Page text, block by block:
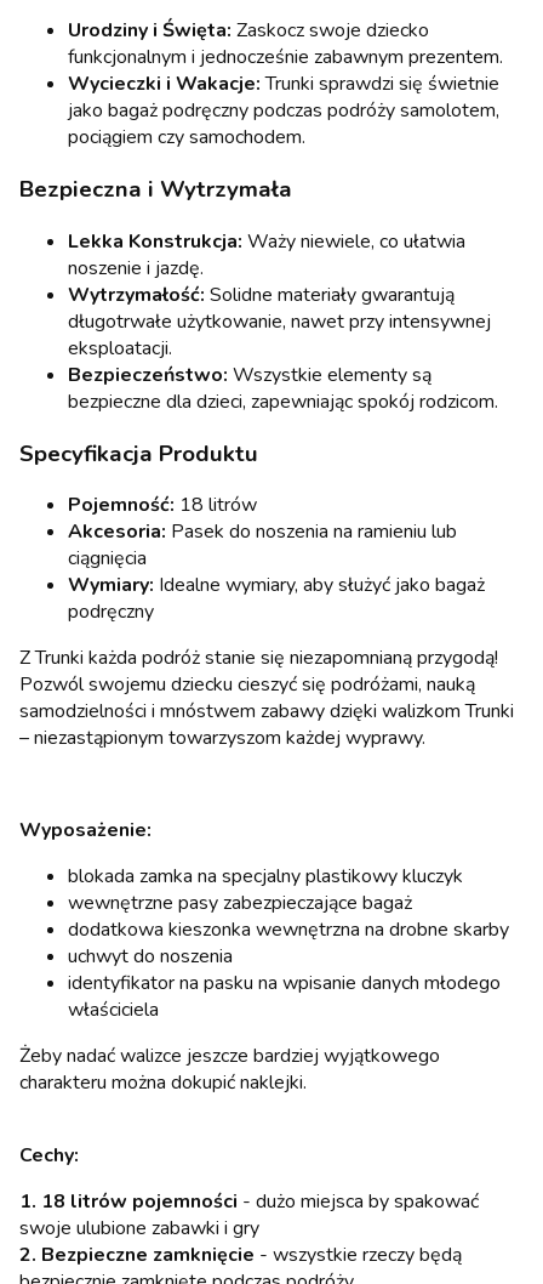
Urodziny i Święta: Zaskocz swoje dziecko
funkcjonalnym i jednocześnie zabawnym prezentem.
Wycieczki i Wakacje:Trunki sprawdzi się świetnie
jako bagaż podręczny podczas podróży samolotem,
pociągiem czy samochodem.
Bezpieczna i Wytrzymała
Lekka Konstrukcja: Waży niewiele, co ułatwia
noszenie i jazdę.
Wytrzymałość: Solidne materiały gwarantują
długotrwałe użytkowanie, nawet przy intensywnej
eksploatacji.
Bezpieczeństwo: Wszystkie elementy są
bezpieczne dla dzieci, zapewniając spokój rodzicom.
Specyfikacja Produktu
Pojemność: 18 litrów
Akcesoria: Pasek do noszenia na ramieniu lub
ciągnięcia
Wymiary: Idealne wymiary, aby służyć jako bagaż
podręczny
Z Trunki każda podróż stanie się niezapomnianą przygodą!
Pozwól swojemu dziecku cieszyć się podróżami, nauką
samodzielności i mnóstwem zabawy dzięki walizkom Trunki
– niezastąpionym towarzyszom każdej wyprawy.
Wyposażenie:
blokada zamka na specjalny plastikowy kluczyk
wewnętrzne pasy zabezpieczające bagaż
dodatkowa kieszonka wewnętrzna na drobne skarby
uchwyt do noszenia
identyfikator na pasku na wpisanie danych młodego
właściciela
Żeby nadać walizce jeszcze bardziej wyjątkowego
charakteru można dokupić naklejki.
Cechy:
1. 18 litrów pojemności - dużo miejsca by spakować
swoje ulubione zabawki i gry
2. Bezpieczne zamknięcie - wszystkie rzeczy będą